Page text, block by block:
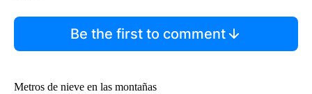
Be the first to comment
Metros de nieve en las montañas